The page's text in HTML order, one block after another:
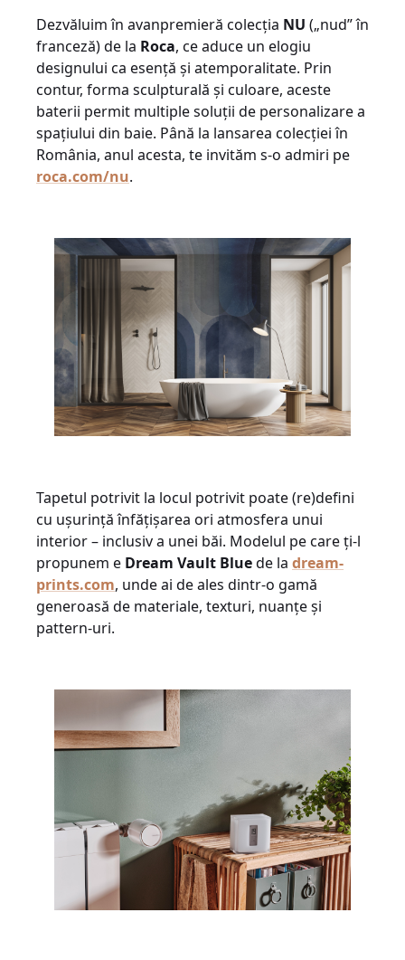
Dezvăluim în avanpremieră colecția NU („nud” în
franceză) de la Roca, ce aduce un elogiu
designului ca esență și atemporalitate. Prin
contur, forma sculpturală și culoare, aceste
baterii permit multiple soluții de personalizare a
spațiului din baie. Până la lansarea colecției în
România, anul acesta, te invităm s-o admiri pe
roca.com/nu.
Tapetul potrivit la locul potrivit poate (re)defini
cu ușurință înfățișarea ori atmosfera unui
interior – inclusiv a unei băi. Modelul pe care ți-l
propunem e Dream Vault Bluede la dream-
prints.com, unde ai de ales dintr-o gamă
generoasă de materiale, texturi, nuanțe și
pattern-uri.